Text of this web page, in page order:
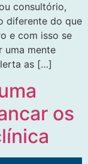
consultório,
diferente do que
e com isso se
uma mente
as […]
os